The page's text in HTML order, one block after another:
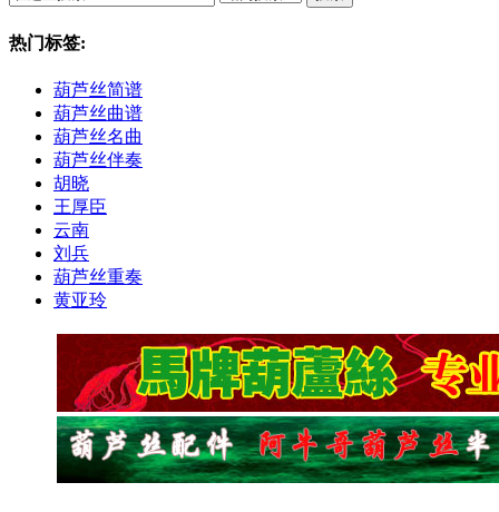
热门标签:
葫芦丝简谱
葫芦丝曲谱
葫芦丝名曲
葫芦丝伴奏
胡晓
王厚臣
云南
刘兵
葫芦丝重奏
黄亚玲